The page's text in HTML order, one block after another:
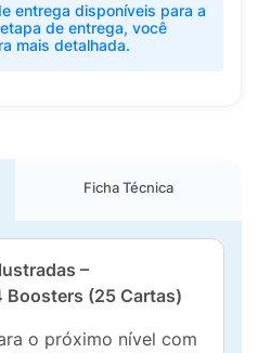
entrega disponíveis para a
de entrega, você
mais detalhada.
Ficha Técnica
–
Boosters (25 Cartas)
o próximo nível com